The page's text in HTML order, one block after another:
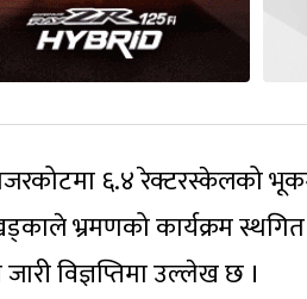
६.४ रेक्टरस्केलको
भ्रमणको कार्यक्रम स्थगित
विज्ञप्तिमा उल्लेख छ ।